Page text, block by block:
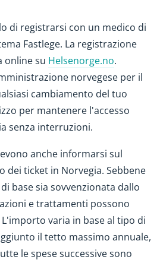
di registrarsi con un medico di
Fastlege. La registrazione
online su Helsenorge.no.
norvegese per il
cambiamento del tuo
per mantenere l'accesso
senza interruzioni.
anche informarsi sul
dei ticket in Norvegia. Sebbene
base sia sovvenzionata dallo
e trattamenti possono
varia in base al tipo di
il tetto massimo annuale,
le spese successive sono